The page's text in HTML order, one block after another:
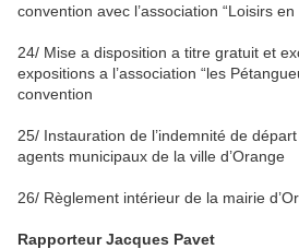
convention avec l’association “Loisirs en
24/ Mise a disposition a titre gratuit et
expositions a l’association “les
convention
25/ Instauration de l’indemnité de
agents municipaux de la ville d’Orange
26/ Règlement intérieur de la mairie
Rapporteur Jacques Pavet